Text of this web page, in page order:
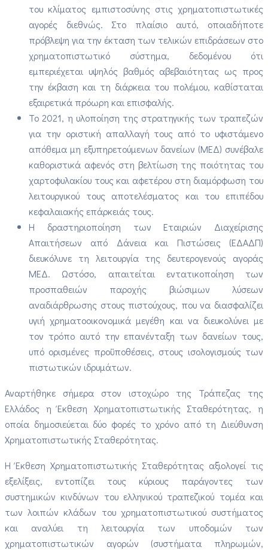
του κλίματος εμπιστοσύνης στις χρηματοπιστωτικές
αγορές διεθνώς. Στο πλαίσιο αυτό, οποιαδήποτε
πρόβλεψη για την έκταση των τελικών επιδράσεων στο
χρηματοπιστωτικό σύστημα, δεδομένου ότι
εμπεριέχεται υψηλός βαθμός αβεβαιότητας ως προς
την έκβαση και τη διάρκεια του πολέμου, καθίσταται
εξαιρετικά πρόωρη και επισφαλής.
Το 2021, η υλοποίηση της στρατηγικής των τραπεζών
για την οριστική απαλλαγή τους από το υφιστάμενο
απόθεμα μη εξυπηρετούμενων δανείων (ΜΕΔ) συνέβαλε
καθοριστικά αφενός στη βελτίωση της ποιότητας του
χαρτοφυλακίου τους και αφετέρου στη διαμόρφωση του
λειτουργικού τους αποτελέσματος και του επιπέδου
κεφαλαιακής επάρκειάς τους.
Η δραστηριοποίηση των Εταιριών Διαχείρισης
Απαιτήσεων από Δάνεια και Πιστώσεις (ΕΔΑΔΠ)
διευκόλυνε τη λειτουργία της δευτερογενούς αγοράς
ΜΕΔ. Ωστόσο, απαιτείται εντατικοποίηση των
προσπαθειών παροχής βιώσιμων λύσεων
αναδιάρθρωσης στους πιστούχους, που να διασφαλίζει
υγιή χρηματοοικονομικά μεγέθη και να διευκολύνει με
τον τρόπο αυτό την επανένταξη των δανείων τους,
υπό ορισμένες προϋποθέσεις, στους ισολογισμούς των
πιστωτικών ιδρυμάτων.
Αναρτήθηκε σήμερα στον ιστοχώρο της Τράπεζας της
Ελλάδος η Έκθεση Χρηματοπιστωτικής Σταθερότητας, η
οποία δημοσιεύεται δύο φορές το χρόνο από τη Διεύθυνση
Χρηματοπιστωτικής Σταθερότητας.
Η Έκθεση Χρηματοπιστωτικής Σταθερότητας αξιολογεί τις
εξελίξεις, εντοπίζει τους κύριους παράγοντες των
συστημικών κινδύνων του ελληνικού τραπεζικού τομέα και
των λοιπών κλάδων του χρηματοπιστωτικού συστήματος
και αναλύει τη λειτουργία των υποδομών των
χρηματοπιστωτικών αγορών (συστήματα πληρωμών,